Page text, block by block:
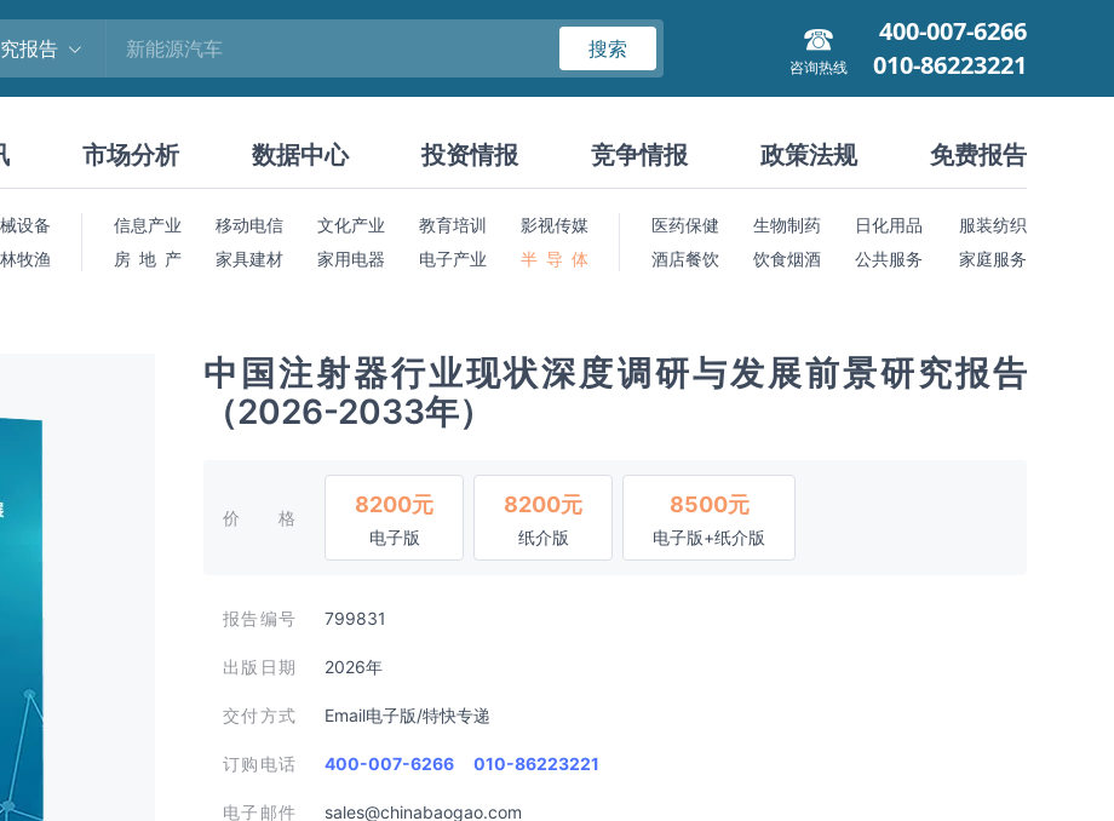
报告 搜索
咨询热线
400-007-6266
010-86223221
市场分析 数据中心 投资情报 竞争情报 政策法规 免费报告
设备
牧渔
信息产业 移动电信 文化产业 教育培训
影视传媒
房 地 产
家具建材 家用电器 电子产业 半 导 体
医药保健 生物制药 日化用品
服装纺织
酒店餐饮
饮食烟酒 公共服务 家庭服务
中国注射器行业现状深度调研与发展前景研究报告
（2026-2033年）
价格
8200元
电子版
8200元
纸介版
8500元
电子版+纸介版
报告编号 799831
出版日期 2026年
交付方式 Email电子版/特快专递
订购电话 400-007-6266 010-86223221
电子邮件 sales@chinabaogao.com